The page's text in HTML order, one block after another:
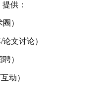
供：
圈）
论文讨论）
聘）
动）